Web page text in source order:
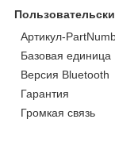
Артикул-
Базовая единица
Версия Bluetooth
Гарантия
Громкая связь